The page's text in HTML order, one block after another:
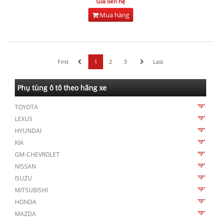
Mua hàng
First 1 2 3 Last
Phụ tùng ô tô theo hãng xe
TOYOTA
LEXUS
HYUNDAI
KIA
GM-CHEVROLET
NISSAN
ISUZU
MITSUBISHI
HONDA
MAZDA